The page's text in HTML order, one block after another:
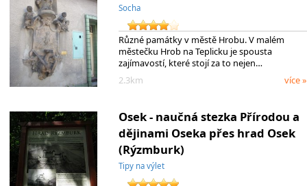
Socha
Různé památky v městě Hrobu. V malém
městečku Hrob na Teplicku je spousta
zajímavostí, které stojí za to nejen…
2.3km
více »
Osek - naučná stezka Přírodou a
dějinami Oseka přes hrad Osek
(Rýzmburk)
Tipy na výlet